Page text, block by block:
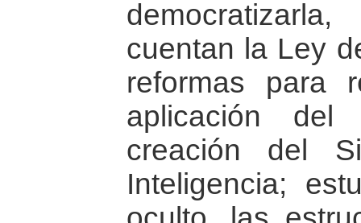
cuentan la Ley
reformas para
aplicación
creación del
Inteligencia;